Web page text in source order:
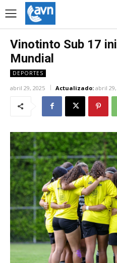
Vinotinto Sub 17
Mundial
DEPORTES
abril 29, 2025 Actualizado: abril